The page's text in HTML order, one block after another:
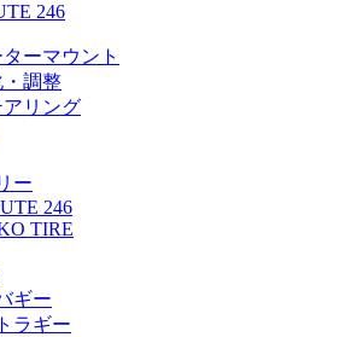
246
ーマウント
調整
アリング
ー
246
TIRE
ギー
ラギー